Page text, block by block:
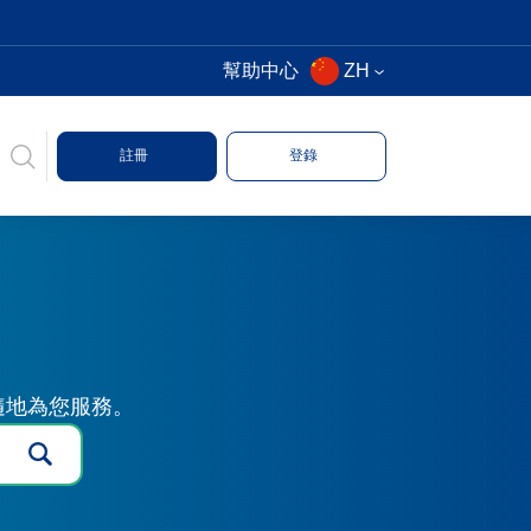
幫助中心 ZH
註冊 登錄
為您服務。